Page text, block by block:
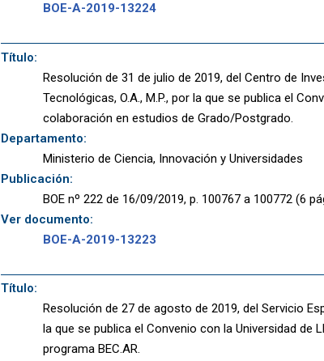
BOE-A-2019-13224
Título:
Resolución de 31 de julio de 2019, del Centro de
Tecnológicas, O.A., M.P., por la que se publica el
colaboración en estudios de Grado/Postgrado.
Departamento:
Ministerio de Ciencia, Innovación y Universidades
Publicación:
BOE nº 222 de 16/09/2019, p. 100767 a 100772 (6
Ver documento:
BOE-A-2019-13223
Título:
Resolución de 27 de agosto de 2019, del Servicio
la que se publica el Convenio con la Universidad de
programa BEC.AR.